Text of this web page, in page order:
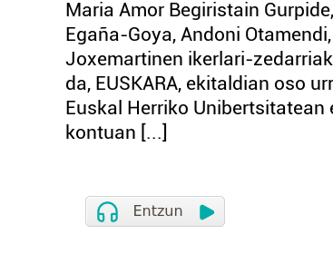
Maria Amor Begiristain
Egaña-Goya, Andoni
Joxemartinen ikerlari-
da, EUSKARA, ekitaldian oso
Euskal Herriko
kontuan [...]